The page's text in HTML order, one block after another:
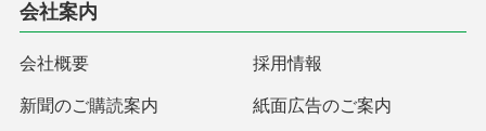
会社案内
会社概要 採用情報
新聞のご購読案内 紙面広告のご案内